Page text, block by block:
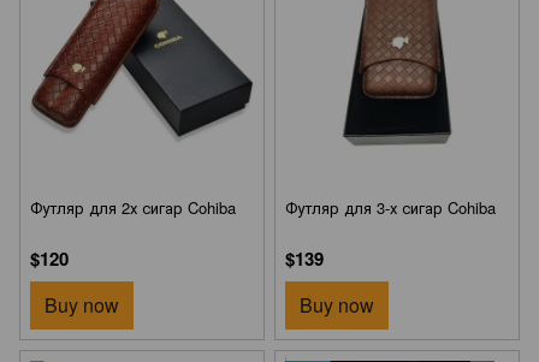
Футляр для 2х сигар Cohiba
$120
Buy now
Футляр для 3-х сигар Cohiba
$139
Buy now